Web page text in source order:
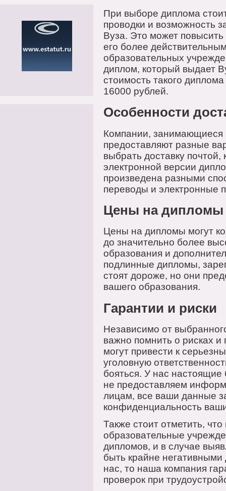
При выборе диплома
проводки и возможность
Вуза. Это может
его более
образовательных
диплом, который выдает
стоимость такого
16000 рублей.
Особенности
Компании,
предоставляют разные
выбрать доставку почтой,
электронной версии
произведена разными
переводы и электронные
Цены на дипломы
Цены на дипломы могут
до значительно более
образования и
подлинные дипломы,
стоят дороже, но они
вашего образования.
Гарантии и риски
Независимо от
важно помнить о рисках
могут привести к
уголовную
бояться. У нас настоящие
не предоставляем
лицам, все ваши данные
конфиденциальность
Также стоит отметить,
образовательные
дипломов, и в случае
быть крайне
нас, то наша компания
проверок при